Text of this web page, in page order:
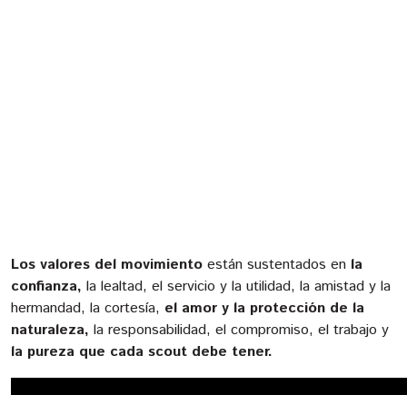
Los valores del movimiento están sustentados en la
confianza, la lealtad, el servicio y la utilidad, la amistad y la
hermandad, la cortesía, el amor y la protección de la
naturaleza, la responsabilidad, el compromiso, el trabajo y
la pureza que cada scout debe tener.